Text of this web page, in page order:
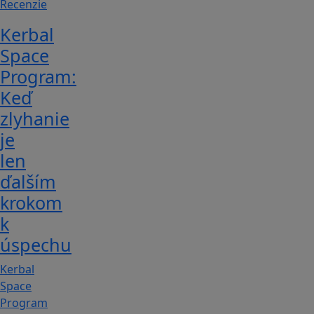
Recenzie
Kerbal
Space
Program:
Keď
zlyhanie
je
len
ďalším
krokom
k
úspechu
Kerbal
Space
Program